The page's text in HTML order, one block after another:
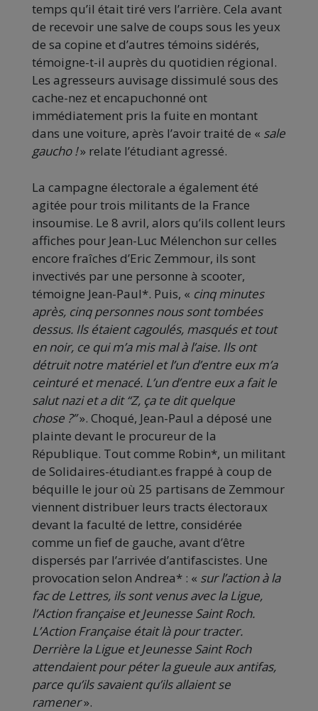
temps qu’il était tiré vers l’arrière. Cela avant
de recevoir une salve de coups sous les yeux
de sa copine et d’autres témoins sidérés,
témoigne-t-il auprès du quotidien régional.
Les agresseurs auvisage dissimulé sous des
cache-nez et encapuchonné ont
immédiatement pris la fuite en montant
dans une voiture, après l’avoir traité de « sale
gaucho !» relate l’étudiant agressé.
La campagne électorale a également été
agitée pour trois militants de la France
insoumise. Le 8 avril, alors qu’ils collent leurs
affiches pour Jean-Luc Mélenchon sur celles
encore fraîches d’Eric Zemmour, ils sont
invectivés par une personne à scooter,
témoigne Jean-Paul*. Puis, « cinq minutes
après, cinq personnes nous sont tombées
dessus. Ils étaient cagoulés, masqués et tout
en noir, ce qui m’a mis mal à l’aise. Ils ont
détruit notre matériel et l’un d’entre eux m’a
ceinturé et menacé. L’un d’entre eux a fait le
salut nazi et a dit “Z, ça te dit quelque
chose ?”». Choqué, Jean-Paul a déposé une
plainte devant le procureur de la
République. Tout comme Robin*, un militant
de Solidaires-étudiant.es frappé à coup de
béquille le jour où 25 partisans de Zemmour
viennent distribuer leurs tracts électoraux
devant la faculté de lettre, considérée
comme un fief de gauche, avant d’être
dispersés par l’arrivée d’antifascistes. Une
provocation selon Andrea* : « sur l’action à la
fac de Lettres, ils sont venus avec la Ligue,
l’Action française et Jeunesse Saint Roch.
L’Action Française était là pour tracter.
Derrière la Ligue et Jeunesse Saint Roch
attendaient pour péter la gueule aux antifas,
parce qu’ils savaient qu’ils allaient se
ramener».